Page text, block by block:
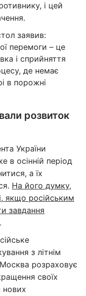
і цей
заявив:
перемоги – це
і сприйняття
де немає
в порожні
розвиток
України
осінній період
а їх
На його думку,
якщо російським
завдання
.
з літнім
розраховує
своїх
нових